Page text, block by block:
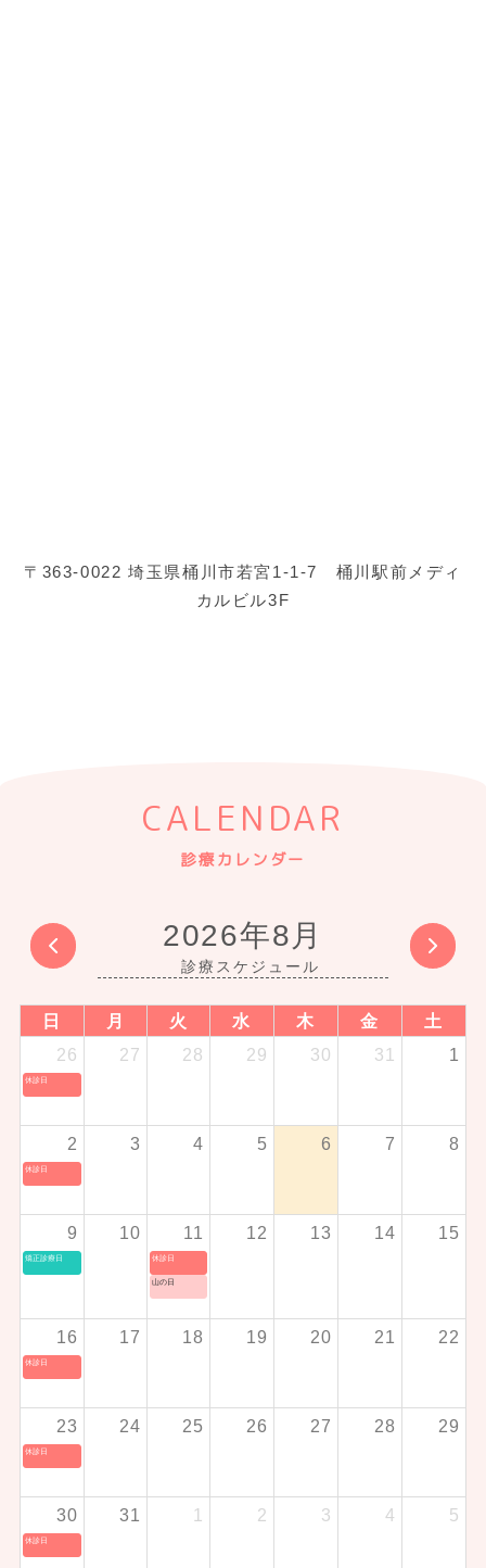
〒363-0022 埼玉県桶川市若宮1-1-7 桶川駅前メディ
カルビル3F
CALENDAR
診療カレンダー
2026年8月
日 月 火 水 木 金
土
26
休診日
27 28 29 30 31 1
2
休診日
3 4 5 6 7 8
9
矯正診療日
10 11
休診日
山の日
12 13 14 15
16
休診日
17 18 19 20 21 22
23
休診日
24 25 26 27 28 29
30
休診日
31 1 2 3 4 5